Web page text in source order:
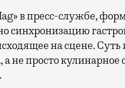
в пресс-службе,
синхронизацию
на сцене.
не просто